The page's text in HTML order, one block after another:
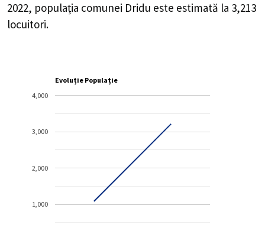
2022, populația comunei Dridu este estimată la 3,213
locuitori.
Evoluție Populație
1,000
2,000
3,000
4,000